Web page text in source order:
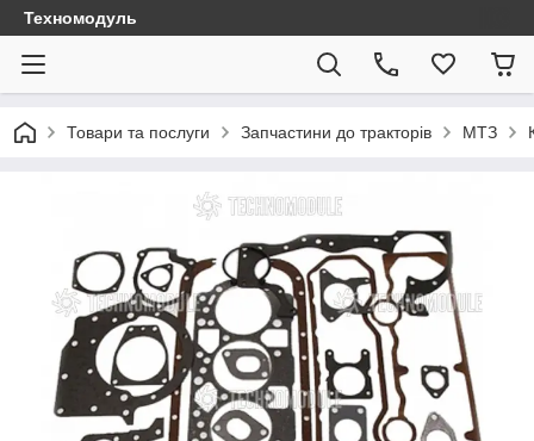
Техномодуль
Товари та послуги Запчастини до тракторів МТЗ